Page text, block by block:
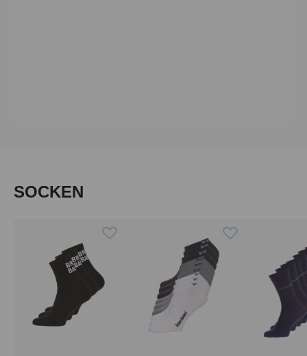
Produktgalerie überspringen
SOCKEN